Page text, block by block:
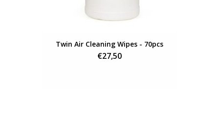
Twin Air Cleaning Wipes - 70pcs
€27,50